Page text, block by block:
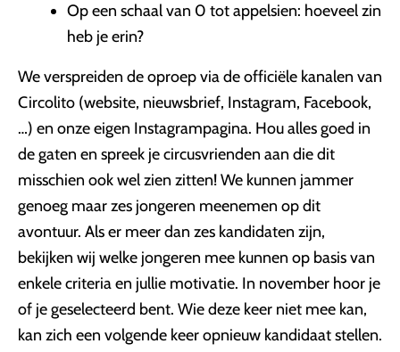
Op een schaal van 0 tot appelsien: hoeveel zin
heb je erin?
We verspreiden de oproep via de officiële kanalen van
Circolito (website, nieuwsbrief, Instagram, Facebook,
…) en onze eigen Instagrampagina. Hou alles goed in
de gaten en spreek je circusvrienden aan die dit
misschien ook wel zien zitten! We kunnen jammer
genoeg maar zes jongeren meenemen op dit
avontuur. Als er meer dan zes kandidaten zijn,
bekijken wij welke jongeren mee kunnen op basis van
enkele criteria en jullie motivatie. In november hoor je
of je geselecteerd bent. Wie deze keer niet mee kan,
kan zich een volgende keer opnieuw kandidaat stellen.